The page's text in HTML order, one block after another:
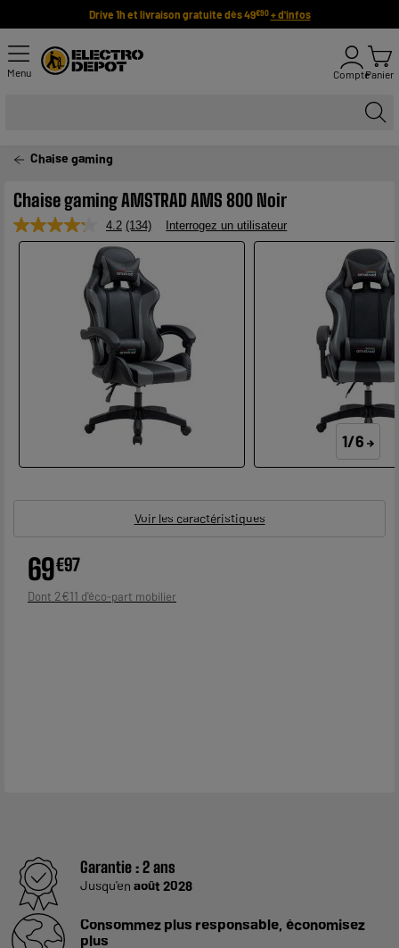
Drive 1h et livraison gratuite dès 49€90 + d'infos
Menu ComptePanier
Chaise gaming
Chaise gaming AMSTRAD AMS 800 Noir
4.2 Lire
134
avis.
Lien
sur
la
même
page.
(134) Interrogez un utilisateur
1/6
Voir les caractéristiques
69€97
Dont 2€11
Garantie :2 ans
Jusqu'en août 2028
Consommez plus responsable, économisez
plus